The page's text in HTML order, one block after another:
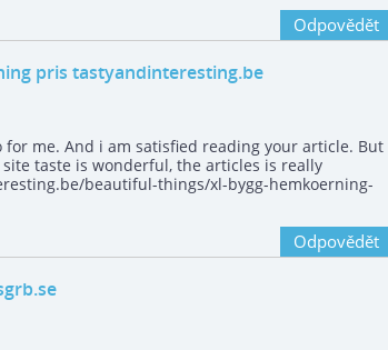
Odpovědět
pris tastyandinteresting.be
me. And i am satisfied reading your article. But
taste is wonderful, the articles is really
beautiful-things/xl-bygg-hemkoerning-
Odpovědět